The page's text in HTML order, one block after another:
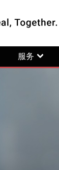
服务